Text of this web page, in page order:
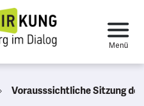
Vorausssichtliche Sitzung des Aufsichtsrates der Wolfsburg